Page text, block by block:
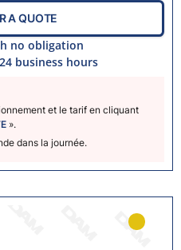
et le tarif en cliquant
».
dans la journée.
A QUOTE
no obligation
business hours